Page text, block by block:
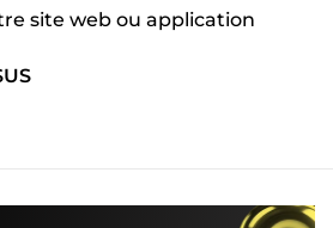
site web ou application